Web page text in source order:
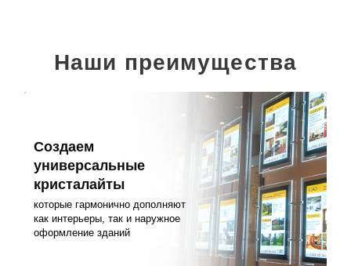
Наши преимущества
Создаем
универсальные
кристалайты
которые гармонично дополняют
как интерьеры, так и наружное
оформление зданий